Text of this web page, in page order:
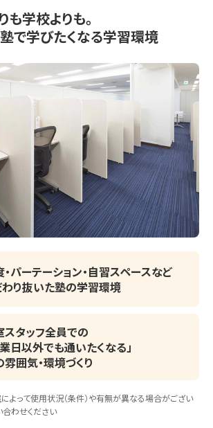
も学校よりも。
で学びたくなる学習環境
パーテーション・自習スペースなど
わり抜いた塾の学習環境
スタッフ全員での
業日以外でも通いたくなる」
囲気・環境づくり
よって使用状況（条件）や有無が異なる場合がござい
合わせください